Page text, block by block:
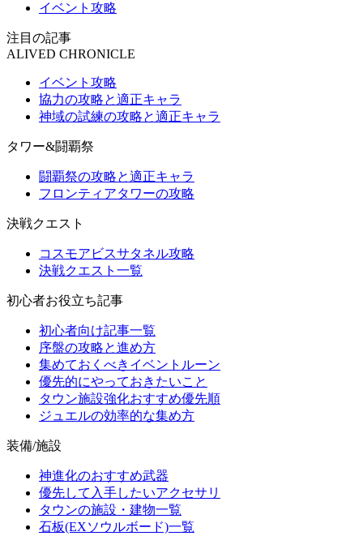
イベント攻略
注目の記事
ALIVED CHRONICLE
イベント攻略
協力の攻略と適正キャラ
神域の試練の攻略と適正キャラ
タワー&闘覇祭
闘覇祭の攻略と適正キャラ
フロンティアタワーの攻略
決戦クエスト
コスモアビスサタネル攻略
決戦クエスト一覧
初心者お役立ち記事
初心者向け記事一覧
序盤の攻略と進め方
集めておくべきイベントルーン
優先的にやっておきたいこと
タウン施設強化おすすめ優先順
ジュエルの効率的な集め方
装備/施設
神進化のおすすめ武器
優先して入手したいアクセサリ
タウンの施設・建物一覧
石板(EXソウルボード)一覧